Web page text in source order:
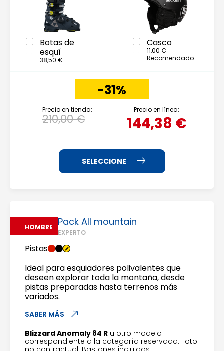
Botas de
esquí
38,50 €
Casco
11,00 €
Recomendado
-31%
Precio en tienda:
210,00 €
Precio en línea:
144,38 €
HOMBRE Pack All mountain
EXPERTO
Pistas
Ideal para esquiadores polivalentes que
deseen explorar toda la montaña, desde
pistas preparadas hasta terrenos más
variados.
SABER MÁS
Blizzard Anomaly 84 R u otro modelo
correspondiente a la categoría reservada. Foto